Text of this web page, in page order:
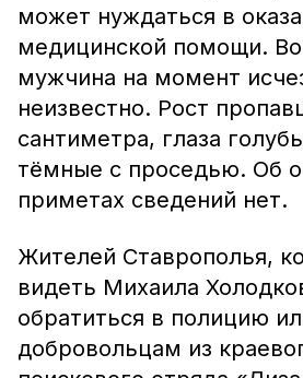
может нуждаться в
медицинской помощи.
мужчина на момент
неизвестно. Рост
сантиметра, глаза
тёмные с проседью. Об
приметах сведений нет.
Жителей Ставрополья,
видеть Михаила
обратиться в полицию
добровольцам из